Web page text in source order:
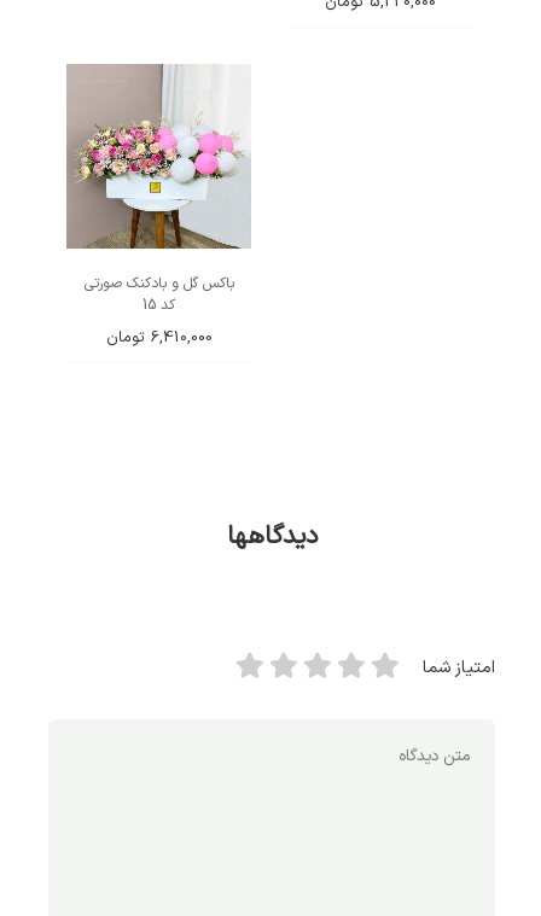
باکس گل و بادکنک صورتی
کد 15
6,410,000 تومان
دیدگاهها
امتیاز شما